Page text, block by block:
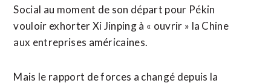
Social au moment de son départ pour Pékin
vouloir exhorter Xi Jinping à « ouvrir » la Chine
aux entreprises américaines.
Mais le rapport de forces a changé depuis la